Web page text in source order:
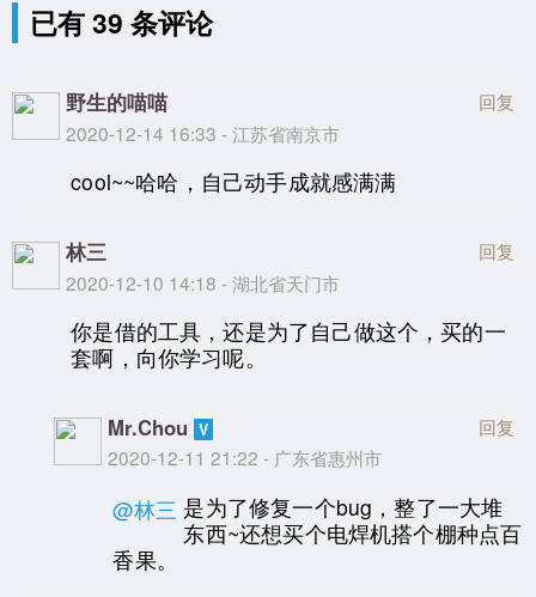
已有 39 条评论
野生的喵喵
2020-12-14 16:33 - 江苏省南京市
回复
cool~~哈哈，自己动手成就感满满
林三
2020-12-10 14:18 - 湖北省天门市
回复
你是借的工具，还是为了自己做这个，买的一
套啊，向你学习呢。
Mr.Chou
2020-12-11 21:22 - 广东省惠州市
回复
@林三 是为了修复一个bug，整了一大堆
东西~还想买个电焊机搭个棚种点百
香果。